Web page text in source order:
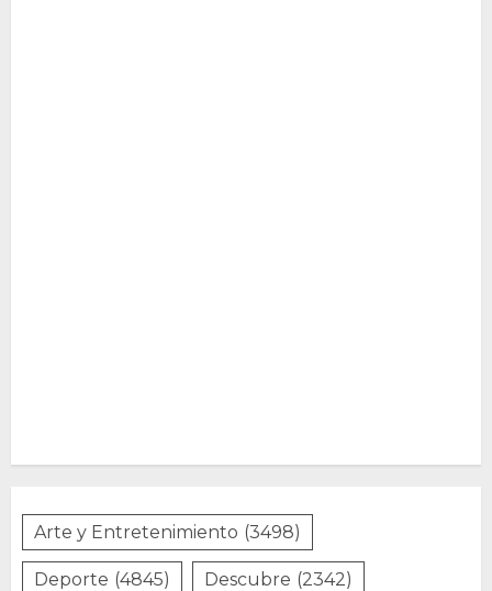
Arte y Entretenimiento (3498)
Deporte (4845) Descubre (2342)